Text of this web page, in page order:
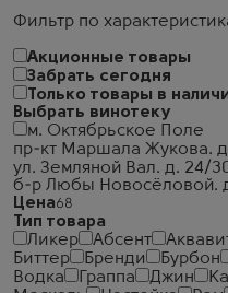
Фильтр по
Акционные товары
Забрать сегодня
Только товары в
Выбрать винотеку
м. Октябрьское Поле
пр-кт Маршала Жукова.
ул. Земляной Вал. д. 24/30.
б-р Любы Новосёловой.
Цена
Тип товара
Ликер
Абсент
Биттер
Бренди Бурбон
Водка
Граппа Джин